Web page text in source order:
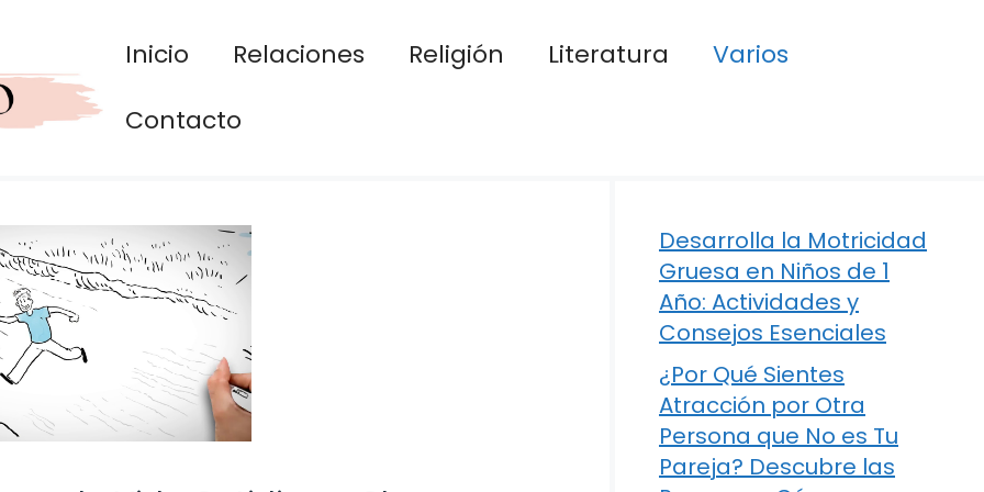
Inicio Relaciones Religión Literatura
Varios
Contacto
Desarrolla la Motricidad
Gruesa en Niños de 1
Año: Actividades y
Consejos Esenciales
¿Por Qué Sientes
Atracción por Otra
Persona que No es Tu
Pareja? Descubre las